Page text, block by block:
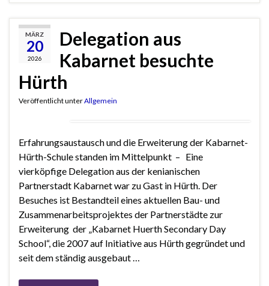
MÄRZ
20
2026
Delegation aus
Kabarnet besuchte
Hürth
Veröffentlicht unterAllgemein
Erfahrungsaustausch und die Erweiterung der Kabarnet-
Hürth-Schule standen im Mittelpunkt – Eine
vierköpfige Delegation aus der kenianischen
Partnerstadt Kabarnet war zu Gast in Hürth. Der
Besuches ist Bestandteil eines aktuellen Bau- und
Zusammenarbeitsprojektes der Partnerstädte zur
Erweiterung der „Kabarnet Huerth Secondary Day
School“, die 2007 auf Initiative aus Hürth gegründet und
seit dem ständig ausgebaut …